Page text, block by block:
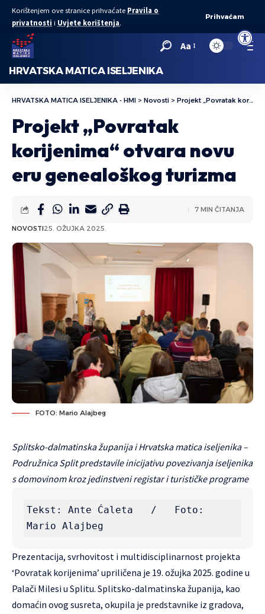
Open
Korištenjem ove stranice prihvaćate Pravila o
privatnosti i Uvjete korištenja.
Prihvaćam
Aa
HRVATSKA MATICA ISELJENIKA
HRVATSKA MATICA ISELJENIKA - HMI > Novosti > Projekt „Povratak korijenima“ otvara novu eru genealoškog turizma
Projekt „Povratak
korijenima“ otvara novu
eru genealoškog turizma
NOVOSTI25. OŽUJKA 2025.
7 MIN ČITANJA
FOTO: Mario Alajbeg
Splitsko-dalmatinska županija i Hrvatska matica iseljenika –
Podružnica Split predstavile inicijativu povezivanja iseljenika
s domovinom kroz jedinstveni registar i turističke programe
Tekst: Ante Ćaleta   /   Foto:
Mario Alajbeg
Prezentacija, svrhovitost i multidisciplinarnost projekta
‘Povratak korijenima’ upriličena je 19. ožujka 2025. godine u
Palači Milesi u Splitu. Splitsko-dalmatinska županija, kao
domaćin ovog susreta, okupila je predstavnike iz gradova,